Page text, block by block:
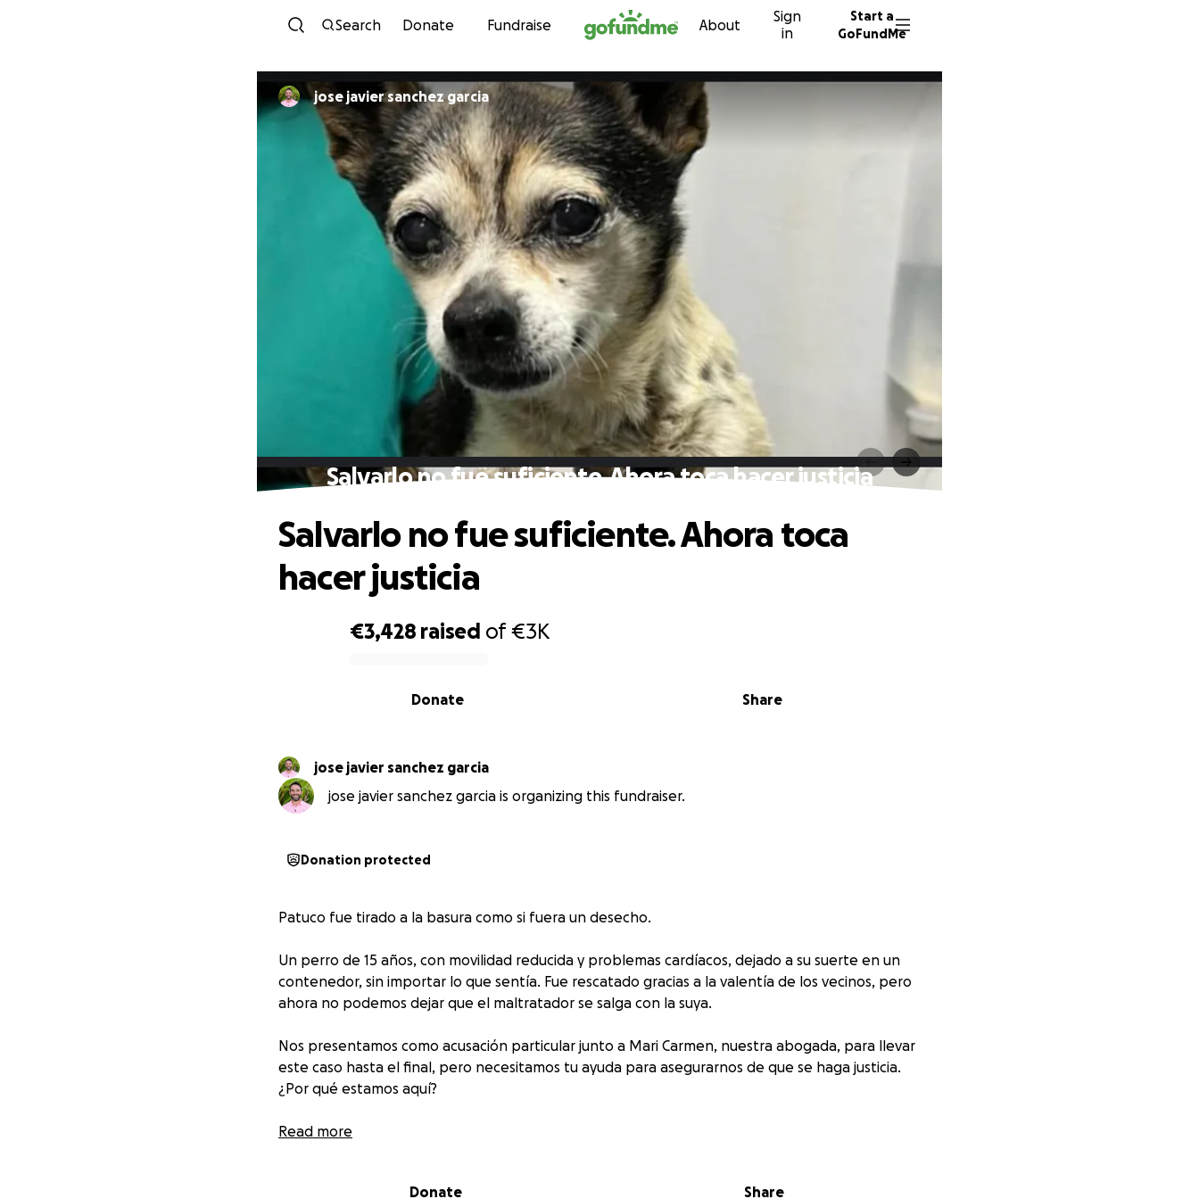
Skip to content
Search Donate Fundraise About
Sign
in
Start a
GoFundMe
jose javier sanchez garcia
Salvarlo no fue suficiente. Ahora toca hacer justicia
€3,428 raised of€3K
Share
Donate
Salvarlo no fue suficiente. Ahora toca
hacer justicia
jose javier sanchez garcia
jose javier sanchez garcia is organizing this fundraiser.
Donation protected
Patuco fue tirado a la basura como si fuera un desecho.
Un perro de 15 años, con movilidad reducida y problemas cardíacos, dejado a su suerte en un
contenedor, sin importar lo que sentía. Fue rescatado gracias a la valentía de los vecinos, pero
ahora no podemos dejar que el maltratador se salga con la suya.
Nos presentamos como acusación particular junto a Mari Carmen, nuestra abogada, para llevar
este caso hasta el final, pero necesitamos tu ayuda para asegurarnos de que se haga justicia.
¿Por qué estamos aquí?
Porque salvar a Patuco no fue suficiente. El sistema nos ha fallado una vez más. La policía no
él, es por todos los animales que sufren en silencio, por todos los que no tienen voz.
Read more
Donate Share